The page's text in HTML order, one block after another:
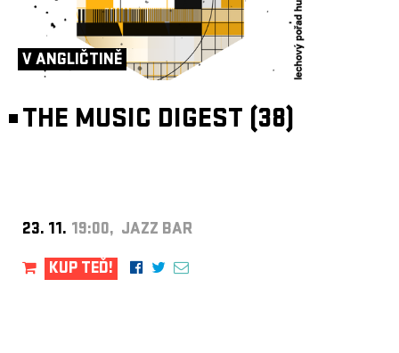
V ANGLIČTINĚ
THE MUSIC DIGEST (38)
23. 11. 19:00, JAZZ BAR
KUP TEĎ!